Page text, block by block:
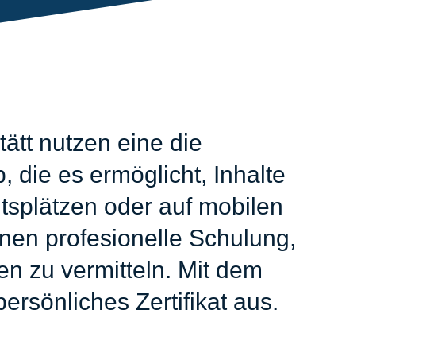
nutzen eine die
die es ermöglicht, Inhalte
oder auf mobilen
profesionelle Schulung,
zu vermitteln. Mit dem
Zertifikat aus.